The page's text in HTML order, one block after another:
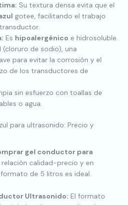
Su textura densa evita que el
gotee, facilitando el trabajo
Es hipoalergénico e hidrosoluble.
(cloruro de sodio), una
para evitar la corrosión y el
de los transductores de
sin esfuerzo con toallas de
o agua.
para ultrasonido: Precio y
gel conductor para
calidad-precio y en
de 5 litros es ideal.
Ultrasonido: El formato